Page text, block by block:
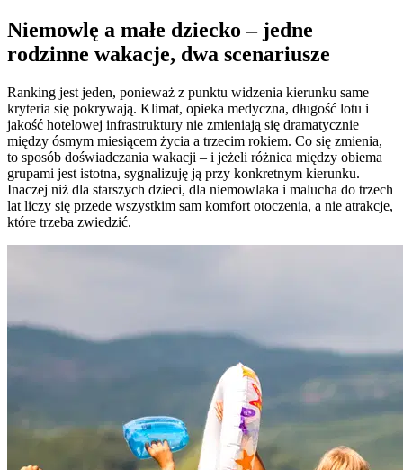
Niemowlę a małe dziecko – jedne
rodzinne wakacje, dwa scenariusze
Ranking jest jeden, ponieważ z punktu widzenia kierunku same
kryteria się pokrywają. Klimat, opieka medyczna, długość lotu i
jakość hotelowej infrastruktury nie zmieniają się dramatycznie
między ósmym miesiącem życia a trzecim rokiem. Co się zmienia,
to sposób doświadczania wakacji – i jeżeli różnica między obiema
grupami jest istotna, sygnalizuję ją przy konkretnym kierunku.
Inaczej niż dla starszych dzieci, dla niemowlaka i malucha do trzech
lat liczy się przede wszystkim sam komfort otoczenia, a nie atrakcje,
które trzeba zwiedzić.